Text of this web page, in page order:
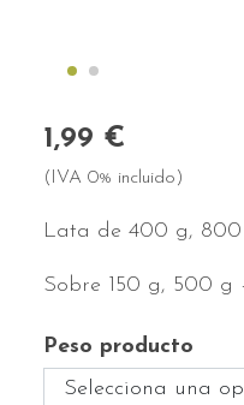
1,99 €
(IVA 0% incluido)
Lata de 400 g, 800
Sobre 150 g, 500 g
Peso producto